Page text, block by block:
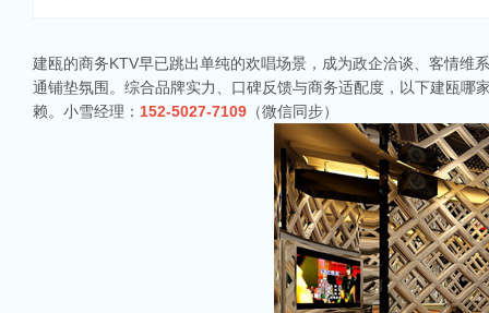
建瓯的商务KTV早已跳出单纯的欢唱场景，成为政企洽谈、客情维
通铺垫氛围。综合品牌实力、口碑反馈与商务适配度，以下建瓯
赖。小雪经理： 152-5027-7109 （微信同步）